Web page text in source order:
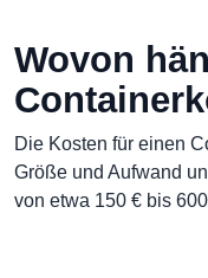
Wovon
Die Kosten für einen
Größe und Aufwand
von etwa 150 € bis